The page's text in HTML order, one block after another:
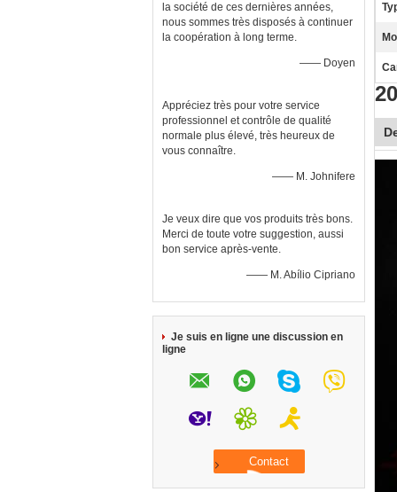
la société de ces dernières années,
nous sommes très disposés à continuer
la coopération à long terme.
—— Doyen
Appréciez très pour votre service
professionnel et contrôle de qualité
normale plus élevé, très heureux de
vous connaître.
—— M. Johnifere
Je veux dire que vos produits très bons.
Merci de toute votre suggestion, aussi
bon service après-vente.
—— M. Abílio Cipriano
Je suis en ligne une discussion en
ligne